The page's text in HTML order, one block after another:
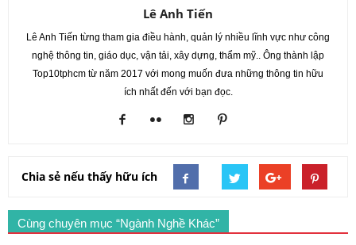
Lê Anh Tiến
Lê Anh Tiến từng tham gia điều hành, quản lý nhiều lĩnh vực như công
nghệ thông tin, giáo dục, vận tải, xây dựng, thẩm mỹ.. Ông thành lập
Top10tphcm từ năm 2017 với mong muốn đưa những thông tin hữu
ích nhất đến với bạn đọc.
Chia sẻ nếu thấy hữu ích
Cùng chuyên mục “Ngành Nghề Khác”